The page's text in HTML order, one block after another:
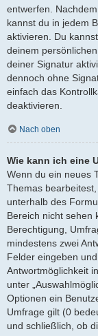
entwerfen.
kannst du in jedem
aktivieren. Du
deinem
deiner Signatur
dennoch ohne
einfach das
deaktivieren.
Nach oben
Wie kann ich eine
Wenn du ein neues
Themas
unterhalb des
Bereich nicht sehen
Berechtigung,
mindestens zwei
Felder eingeben
Antwortmöglichkeit
unter
Optionen ein
Umfrage gilt (0
und schließlich, ob